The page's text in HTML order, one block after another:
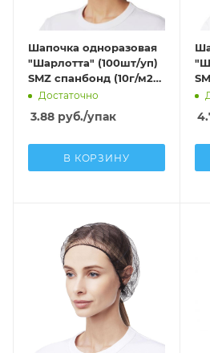
Шапочка одноразовая
"Шарлотта" (100шт/уп)
SMZ спанбонд (10г/м2)
белый
Достаточно
3.88 руб./упак
В КОРЗИНУ